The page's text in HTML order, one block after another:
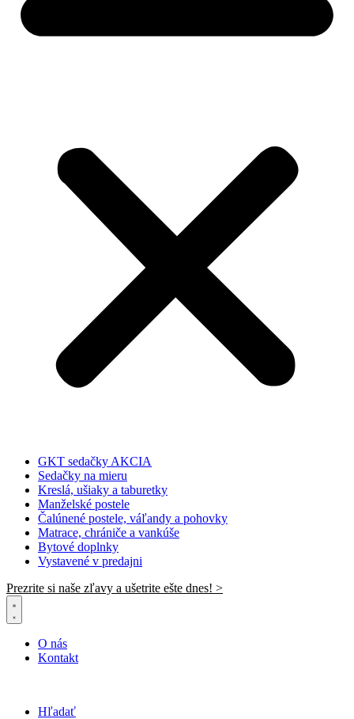
GKT sedačky AKCIA
Sedačky na mieru
Kreslá, ušiaky a taburetky
Manželské postele
Čalúnené postele, váľandy a pohovky
Matrace, chrániče a vankúše
Bytové doplnky
Vystavené v predajni
Prezrite si naše zľavy a ušetrite ešte dnes! >​
O nás
Kontakt
Hľadať